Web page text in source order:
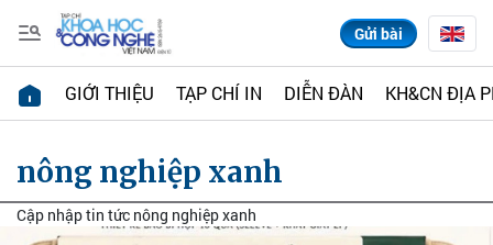
Gửi bài
GIỚI THIỆU TẠP CHÍ IN DIỄN ĐÀN KH&CN ĐỊA
nông nghiệp xanh
Cập nhập tin tức nông nghiệp xanh